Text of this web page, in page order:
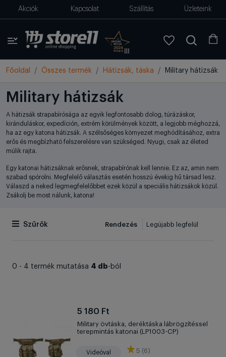
Akciók Kapcsolat Szállítás Üzleteink
Főoldal Összes termék Hátizsák, táska Military hátizsák
Military hátizsák
A hátizsák strapabírósága az egyik legfontosabb dolog, túrázáskor,
kiránduláskor, expedíción, extrém körülmények között, a legjobb méghozzá,
ha az egy katona hátizsák. A szélsőséges környezet meghódításához, extra
erős és megbízható felszerelésre van szükséged. Nyugi, csak az életed
múlik rajta.
Egy katonai hátizsáknak erősnek, strapabírónak kell lennie. Ez az, amin nem
szabad spórolni. Megfelelő választás esetén hosszú évekig hű társad lesz.
Válaszd a neked legmegfelelőbbet ezek közül a speciális hátizsákok közül.
Zsákolj be most nálunk, katona!
Szűrők Rendezés
0 - 4 termék mutatása 4 db-ból
5 180 Ft
Military övtáska, deréktáska lábrögzítéssel
terepmintás katonai (LP1003-CP)
Videóval 5 (6)